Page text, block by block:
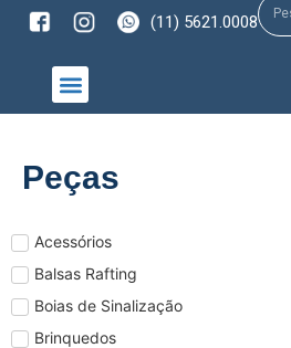
(11) 5621.0008
Peças
Acessórios
Balsas Rafting
Boias de Sinalização
Brinquedos